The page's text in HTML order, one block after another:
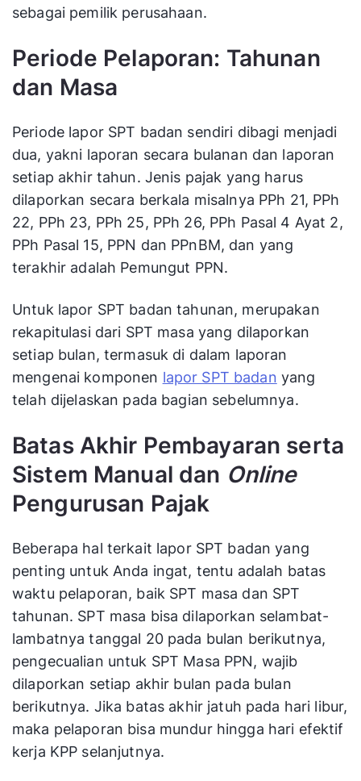
sebagai pemilik perusahaan.
Periode Pelaporan: Tahunan
dan Masa
Periode lapor SPT badan sendiri dibagi menjadi
dua, yakni laporan secara bulanan dan laporan
setiap akhir tahun. Jenis pajak yang harus
dilaporkan secara berkala misalnya PPh 21, PPh
22, PPh 23, PPh 25, PPh 26, PPh Pasal 4 Ayat 2,
PPh Pasal 15, PPN dan PPnBM, dan yang
terakhir adalah Pemungut PPN.
Untuk lapor SPT badan tahunan, merupakan
rekapitulasi dari SPT masa yang dilaporkan
setiap bulan, termasuk di dalam laporan
mengenai komponen lapor SPT badan yang
telah dijelaskan pada bagian sebelumnya.
Batas Akhir Pembayaran serta
Sistem Manual dan Online
Pengurusan Pajak
Beberapa hal terkait lapor SPT badan yang
penting untuk Anda ingat, tentu adalah batas
waktu pelaporan, baik SPT masa dan SPT
tahunan. SPT masa bisa dilaporkan selambat-
lambatnya tanggal 20 pada bulan berikutnya,
pengecualian untuk SPT Masa PPN, wajib
dilaporkan setiap akhir bulan pada bulan
berikutnya. Jika batas akhir jatuh pada hari libur,
maka pelaporan bisa mundur hingga hari efektif
kerja KPP selanjutnya.